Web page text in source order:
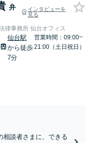
弁
インタビューを
見る
律事務所 仙台オフィス
仙台駅
から徒歩
7分
営業時間：09:00~
21:00（土日祝日）
相談者さまに、できる